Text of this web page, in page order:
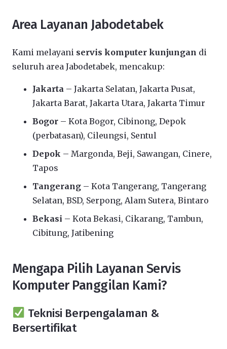
Area Layanan Jabodetabek
Kami melayani servis komputer kunjungan di
seluruh area Jabodetabek, mencakup:
Jakarta – Jakarta Selatan, Jakarta Pusat,
Jakarta Barat, Jakarta Utara, Jakarta Timur
Bogor – Kota Bogor, Cibinong, Depok
(perbatasan), Cileungsi, Sentul
Depok – Margonda, Beji, Sawangan, Cinere,
Tapos
Tangerang – Kota Tangerang, Tangerang
Selatan, BSD, Serpong, Alam Sutera, Bintaro
Bekasi – Kota Bekasi, Cikarang, Tambun,
Cibitung, Jatibening
Mengapa Pilih Layanan Servis
Komputer Panggilan Kami?
Teknisi Berpengalaman &
Bersertifikat